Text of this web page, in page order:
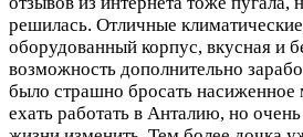
решилась. Отличные
оборудованный корпус, вкусная и
возможность дополнительно
было страшно бросать насиженное
ехать работать в Анталию, но